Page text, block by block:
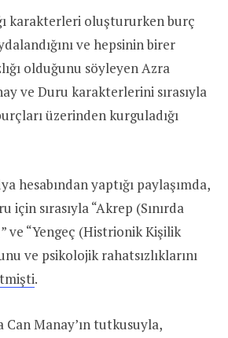
karakterleri oluştururken burç
ve hepsinin birer
olduğunu söyleyen Azra
ve Duru karakterlerini sırasıyla
üzerinden kurguladığı
hesabından yaptığı paylaşımda,
için sırasıyla “Akrep (Sınırda
ve “Yengeç (Histrionik Kişilik
ve psikolojik rahatsızlıklarını
.
Manay’ın tutkusuyla,